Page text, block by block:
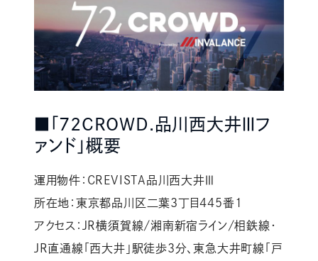
■「72CROWD.品川西大井Ⅲフ
ァンド」概要
運用物件：CREVISTA品川西大井Ⅲ
所在地：東京都品川区二葉3丁目445番1
アクセス：JR横須賀線/湘南新宿ライン/相鉄線・
JR直通線「西大井」駅徒歩3分、東急大井町線「戸